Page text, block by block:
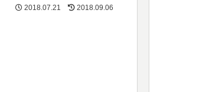
2018.07.21 2018.09.06